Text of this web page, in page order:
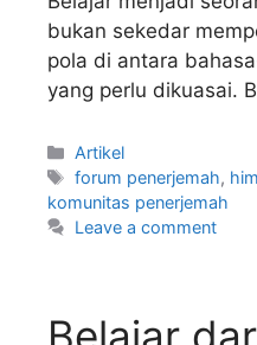
bukan sekedar
pola di antara
yang perlu dikuasai.
Categories
Artikel
Tags
forum penerjemah,
komunitas penerjemah
Leave a comment